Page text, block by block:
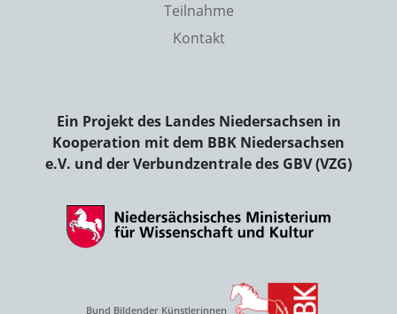
Teilnahme
Kontakt
Ein Projekt des Landes Niedersachsen in
Kooperation mit dem BBK Niedersachsen
e.V. und der Verbundzentrale des GBV (VZG)
Bund Bildender Künstlerinnen